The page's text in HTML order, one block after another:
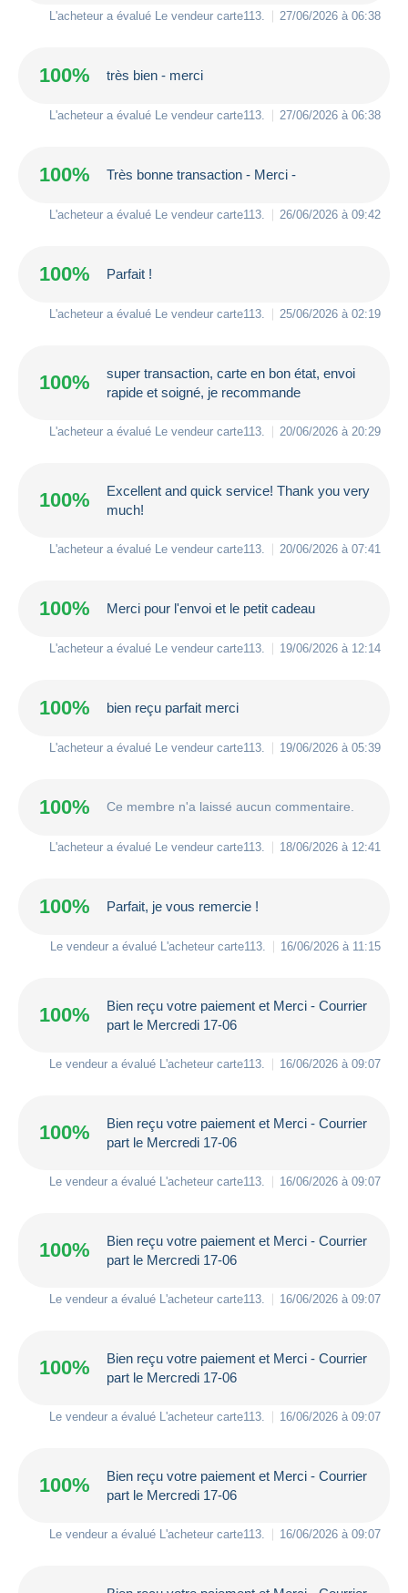
L'acheteur a évalué Le vendeur carte113 27/06/2026 à 06:38
100% très bien - merci
L'acheteur a évalué Le vendeur carte113 27/06/2026 à 06:38
100% Très bonne transaction - Merci -
L'acheteur a évalué Le vendeur carte113 26/06/2026 à 09:42
100% Parfait !
L'acheteur a évalué Le vendeur carte113 25/06/2026 à 02:19
100%
super transaction, carte en bon état, envoi
rapide et soigné, je recommande
L'acheteur a évalué Le vendeur carte113 20/06/2026 à 20:29
100%
Excellent and quick service! Thank you very
much!
L'acheteur a évalué Le vendeur carte113 20/06/2026 à 07:41
100% Merci pour l'envoi et le petit cadeau
L'acheteur a évalué Le vendeur carte113 19/06/2026 à 12:14
100% bien reçu parfait merci
L'acheteur a évalué Le vendeur carte113 19/06/2026 à 05:39
100% Ce membre n'a laissé aucun commentaire.
L'acheteur a évalué Le vendeur carte113 18/06/2026 à 12:41
100% Parfait, je vous remercie !
Le vendeur a évalué L'acheteur carte113 16/06/2026 à 11:15
100%
Bien reçu votre paiement et Merci - Courrier
part le Mercredi 17-06
Le vendeur a évalué L'acheteur carte113 16/06/2026 à 09:07
100%
Bien reçu votre paiement et Merci - Courrier
part le Mercredi 17-06
Le vendeur a évalué L'acheteur carte113 16/06/2026 à 09:07
100%
Bien reçu votre paiement et Merci - Courrier
part le Mercredi 17-06
Le vendeur a évalué L'acheteur carte113 16/06/2026 à 09:07
100%
Bien reçu votre paiement et Merci - Courrier
part le Mercredi 17-06
Le vendeur a évalué L'acheteur carte113 16/06/2026 à 09:07
100%
Bien reçu votre paiement et Merci - Courrier
part le Mercredi 17-06
Le vendeur a évalué L'acheteur carte113 16/06/2026 à 09:07